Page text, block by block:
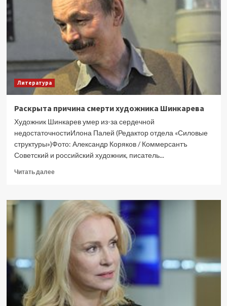
его
подростковой
книги
по
закону
наркотиках
Литература
Раскрыта причина смерти художника Шинкарева
Художник Шинкарев умер из-за сердечной
недостаточностиИлона Палей (Редактор отдела «Силовые
структуры»)Фото: Александр Коряков / Коммерсантъ
Советский и российский художник, писатель...
Читать далееПрочитать
Раскрыта
причина
смерти
художника
Шинкарева